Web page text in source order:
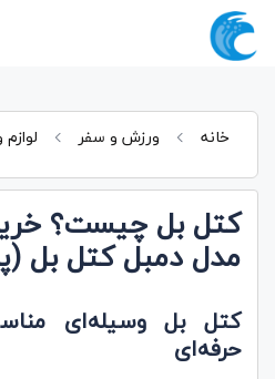
خانه ورزش و سفر
مدل دمبل کتل بل
کتل بل وسیله‌ای
حرفه‌ای